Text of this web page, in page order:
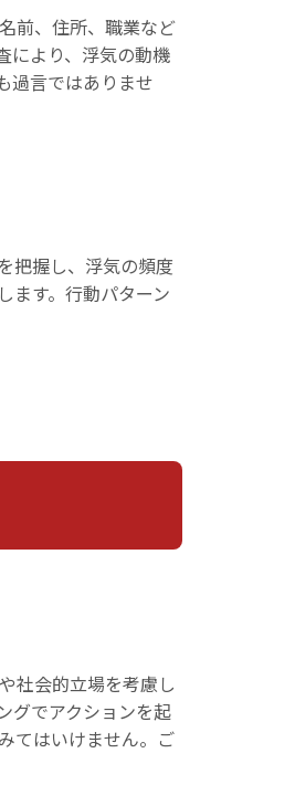
前、住所、職業など
により、浮気の動機
過言ではありませ
把握し、浮気の頻度
ます。行動パターン
社会的立場を考慮し
グでアクションを起
てはいけません。ご